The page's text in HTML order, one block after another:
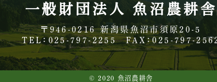
一般財団法人 魚沼農耕舎
〒946-0216 新潟県魚沼市須原20-5
TEL：025-797-2255
FAX：025-797-
© 2020 魚沼農耕舎